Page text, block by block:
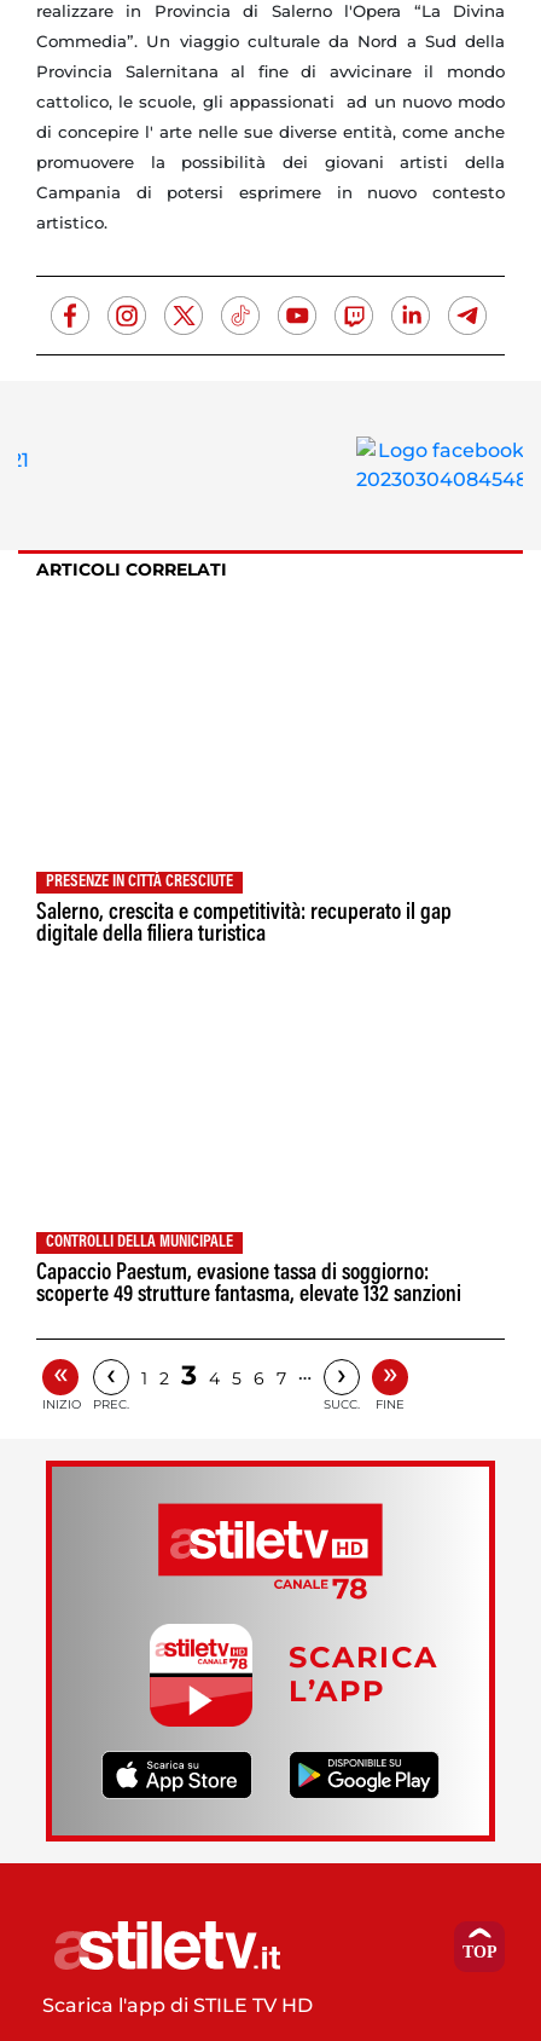
realizzare in Provincia di Salerno l'Opera “La Divina
Commedia”. Un viaggio culturale da Nord a Sud della
Provincia Salernitana al fine di avvicinare il mondo
cattolico, le scuole, gli appassionati ad un nuovo modo
di concepire l' arte nelle sue diverse entità, come anche
promuovere la possibilità dei giovani artisti della
Campania di potersi esprimere in nuovo contesto
artistico.
ARTICOLI CORRELATI
PRESENZE IN CITTÀ CRESCIUTE
Salerno, crescita e competitività: recuperato il gap
digitale della filiera turistica
CONTROLLI DELLA MUNICIPALE
Capaccio Paestum, evasione tassa di soggiorno:
scoperte 49 strutture fantasma, elevate 132 sanzioni
«
INIZIO
‹
PREC.
1 2 3 4 5 6 7 … ›
SUCC.
»
FINE
SCARICA
L’APP
Scarica l'app di STILE TV HD